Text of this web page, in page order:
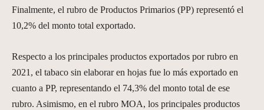
Finalmente, el rubro de Productos Primarios (PP) representó el
10,2% del monto total exportado.
Respecto a los principales productos exportados por rubro en
2021, el tabaco sin elaborar en hojas fue lo más exportado en
cuanto a PP, representando el 74,3% del monto total de ese
rubro. Asimismo, en el rubro MOA, los principales productos